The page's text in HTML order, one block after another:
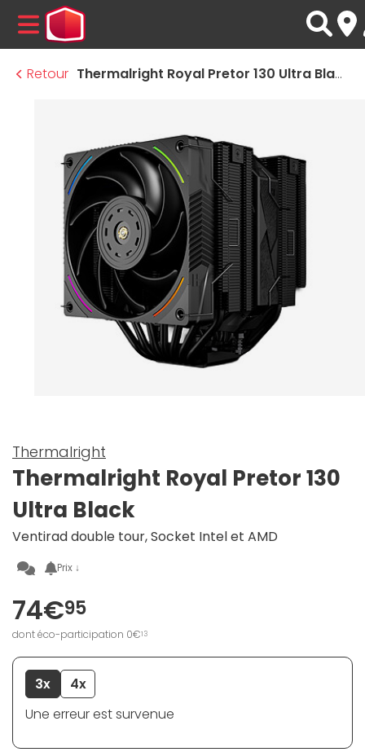
MENU
Retour
Thermalright Royal Pretor 130 Ultra Black
Thermalright
Thermalright Royal Pretor 130
Ultra Black
Ventirad double tour, Socket Intel et AMD
Prix ↓
74€95
dont éco-participation 0€13
3x
4x
Une erreur est survenue